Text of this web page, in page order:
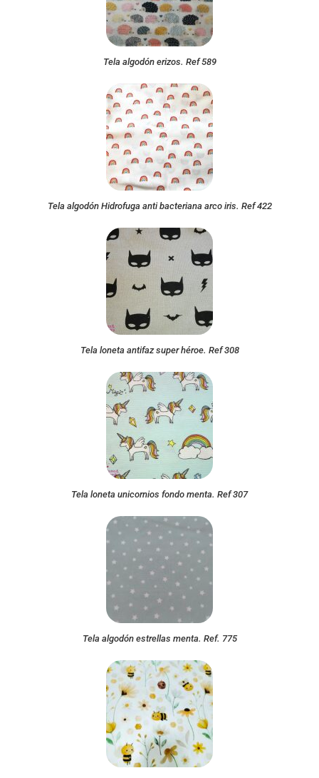
Tela algodón erizos. Ref 589
Tela algodón Hidrofuga anti bacteriana arco iris. Ref 422
Tela loneta antifaz super héroe. Ref 308
Tela loneta unicornios fondo menta. Ref 307
Tela algodón estrellas menta. Ref. 775